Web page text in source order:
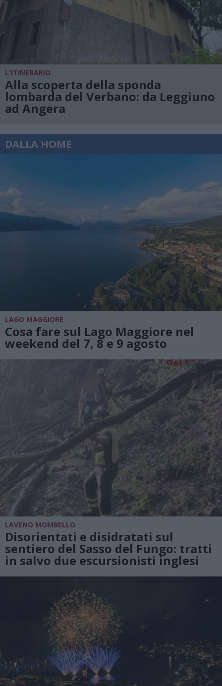
L'ITINERARIO
Alla scoperta della sponda
lombarda del Verbano: da Leggiuno
ad Angera
DALLA HOME
LAGO MAGGIORE
Cosa fare sul Lago Maggiore nel
weekend del 7, 8 e 9 agosto
LAVENO MOMBELLO
Disorientati e disidratati sul
sentiero del Sasso del Fungo: tratti
in salvo due escursionisti inglesi